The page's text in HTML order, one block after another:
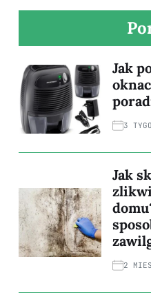
Jak
3
Jak
2